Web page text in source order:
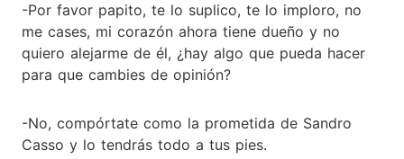
-Por favor papito, te lo suplico, te lo imploro, no
me cases, mi corazón ahora tiene dueño y no
quiero alejarme de él, ¿hay algo que pueda hacer
para que cambies de opinión?
-No, compórtate como la prometida de Sandro
Casso y lo tendrás todo a tus pies.